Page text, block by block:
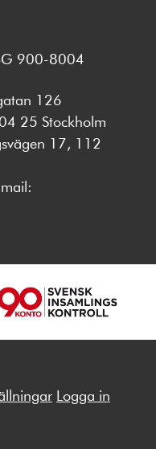
900-8004
126
25 Stockholm
17, 112
Logga in